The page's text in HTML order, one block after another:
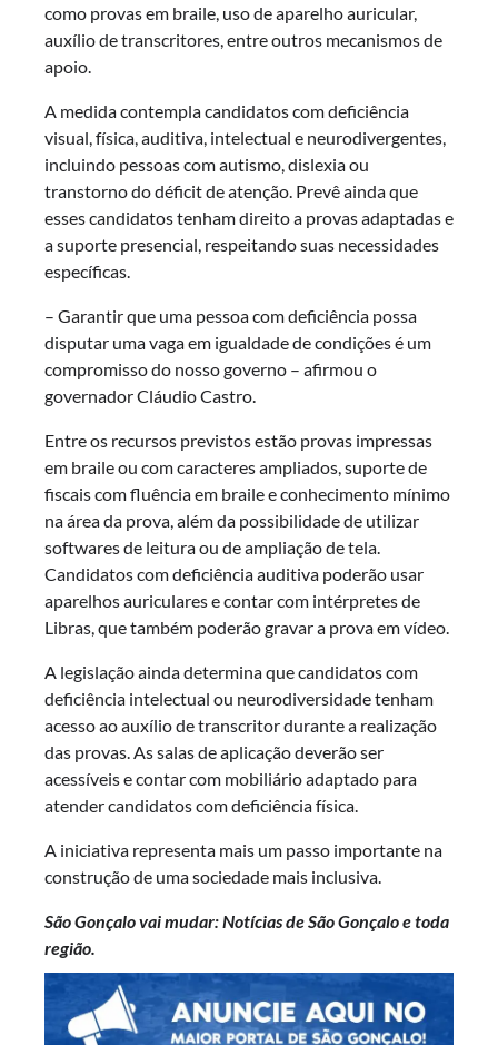
como provas em braile, uso de aparelho auricular,
auxílio de transcritores, entre outros mecanismos de
apoio.
A medida contempla candidatos com deficiência
visual, física, auditiva, intelectual e neurodivergentes,
incluindo pessoas com autismo, dislexia ou
transtorno do déficit de atenção. Prevê ainda que
esses candidatos tenham direito a provas adaptadas e
a suporte presencial, respeitando suas necessidades
específicas.
– Garantir que uma pessoa com deficiência possa
disputar uma vaga em igualdade de condições é um
compromisso do nosso governo – afirmou o
governador Cláudio Castro.
Entre os recursos previstos estão provas impressas
em braile ou com caracteres ampliados, suporte de
fiscais com fluência em braile e conhecimento mínimo
na área da prova, além da possibilidade de utilizar
softwares de leitura ou de ampliação de tela.
Candidatos com deficiência auditiva poderão usar
aparelhos auriculares e contar com intérpretes de
Libras, que também poderão gravar a prova em vídeo.
A legislação ainda determina que candidatos com
deficiência intelectual ou neurodiversidade tenham
acesso ao auxílio de transcritor durante a realização
das provas. As salas de aplicação deverão ser
acessíveis e contar com mobiliário adaptado para
atender candidatos com deficiência física.
A iniciativa representa mais um passo importante na
construção de uma sociedade mais inclusiva.
São Gonçalo vai mudar: Notícias de São Gonçalo e toda
região.